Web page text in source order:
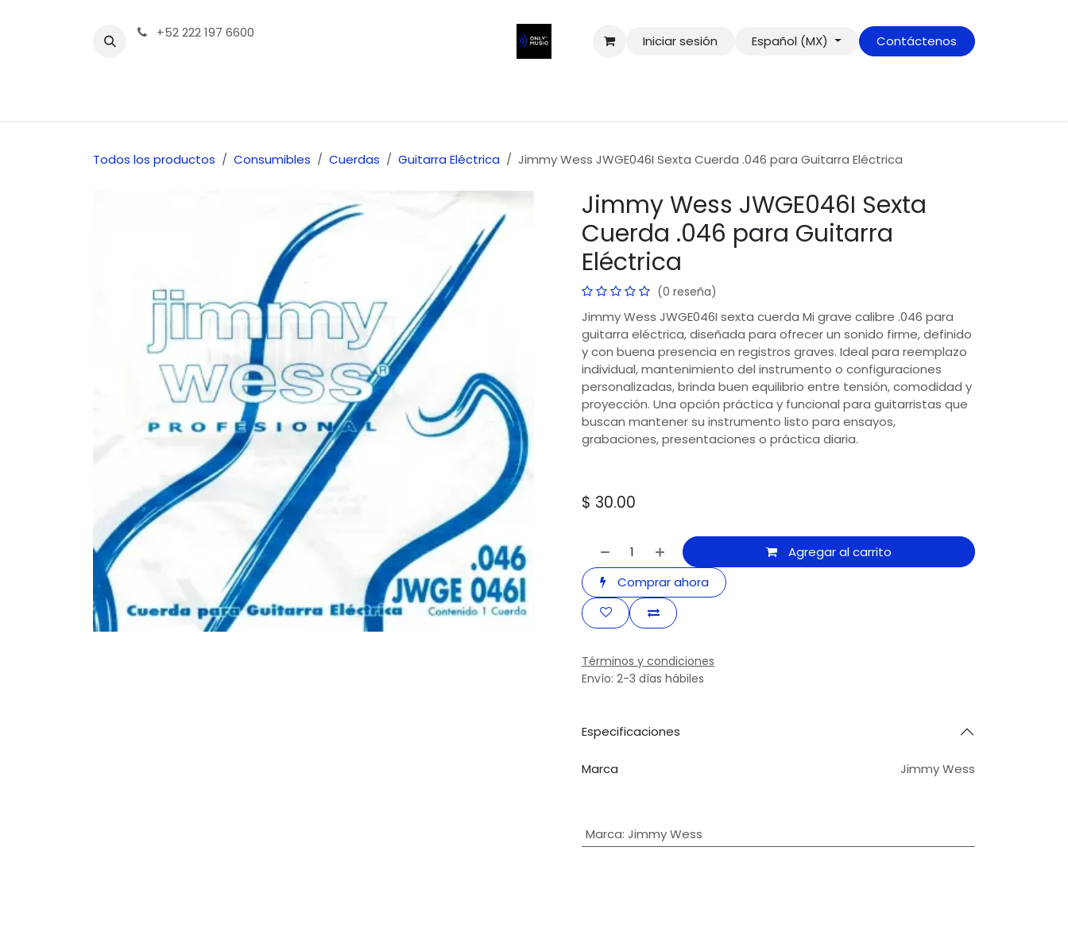
+52 222 197 6600
Iniciar sesión Español (MX) Contáctenos
Todos los productos Consumibles Cuerdas Guitarra Eléctrica Jimmy Wess JWGE046I Sexta Cuerda .046 para Guitarra Eléctrica
Jimmy Wess JWGE046I Sexta
Cuerda .046 para Guitarra
Eléctrica
(0 reseña)
Jimmy Wess JWGE046I sexta cuerda Mi grave calibre .046 para
guitarra eléctrica, diseñada para ofrecer un sonido firme, definido
y con buena presencia en registros graves. Ideal para reemplazo
individual, mantenimiento del instrumento o configuraciones
personalizadas, brinda buen equilibrio entre tensión, comodidad y
proyección. Una opción práctica y funcional para guitarristas que
buscan mantener su instrumento listo para ensayos,
grabaciones, presentaciones o práctica diaria.
$ 30.00
Agregar al carrito
Comprar ahora
Términos y condiciones
Envío: 2-3 días hábiles
Especificaciones
Marca Jimmy Wess
Marca: Jimmy Wess